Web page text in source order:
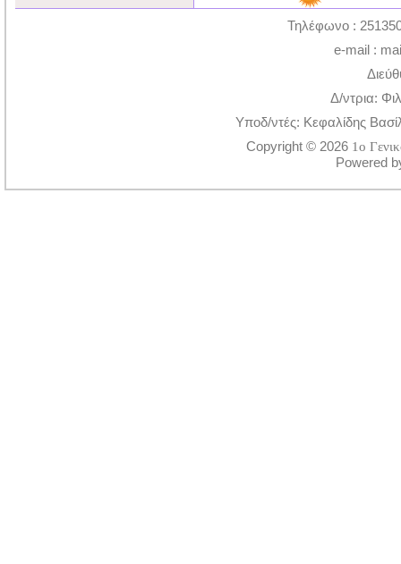
Τηλέφωνο :
e-mail :
Δ/ντρια:
Υποδ/ντές: Κεφαλίδης
Copyright © 2026 1ο
Powered